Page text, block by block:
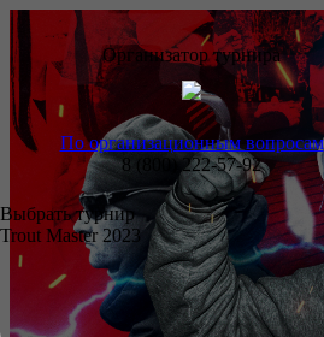
Организатор турнира
По организационным вопросам
8 (800) 222-57-92
Выбрать турнир
Trout Master 2023